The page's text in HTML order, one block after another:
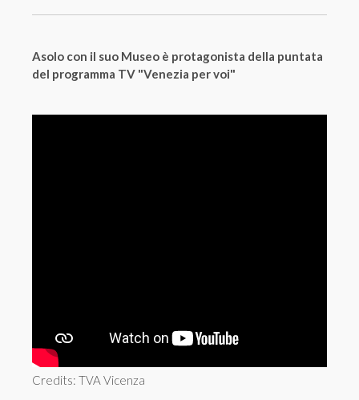
Asolo con il suo Museo è protagonista della puntata
del programma TV "Venezia per voi"
Credits: TVA Vicenza